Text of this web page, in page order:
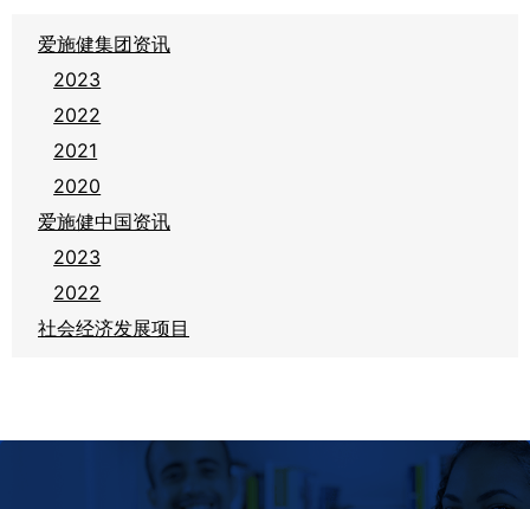
爱施健集团资讯
2023
2022
2021
2020
爱施健中国资讯
2023
2022
社会经济发展项目